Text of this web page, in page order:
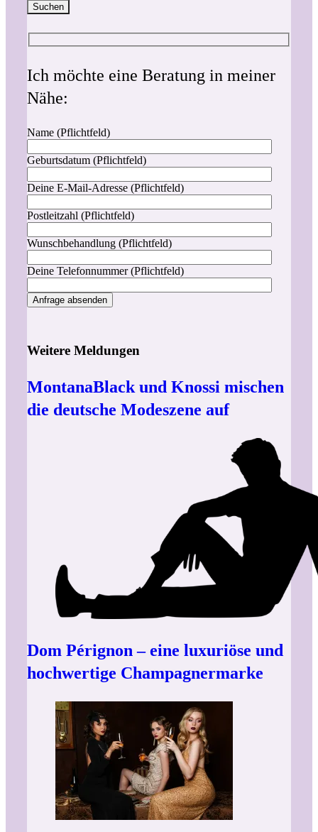
Suchen
Ich möchte eine Beratung in meiner
Nähe:
Name (Pflichtfeld)
Geburtsdatum (Pflichtfeld)
Deine E-Mail-Adresse (Pflichtfeld)
Postleitzahl (Pflichtfeld)
Wunschbehandlung (Pflichtfeld)
Deine Telefonnummer (Pflichtfeld)
Weitere Meldungen
MontanaBlack und Knossi mischen
die deutsche Modeszene auf
Dom Pérignon – eine luxuriöse und
hochwertige Champagnermarke